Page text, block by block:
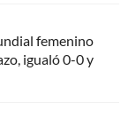
femenino
igualó 0-0 y